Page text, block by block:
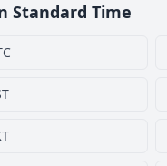
Standard Time